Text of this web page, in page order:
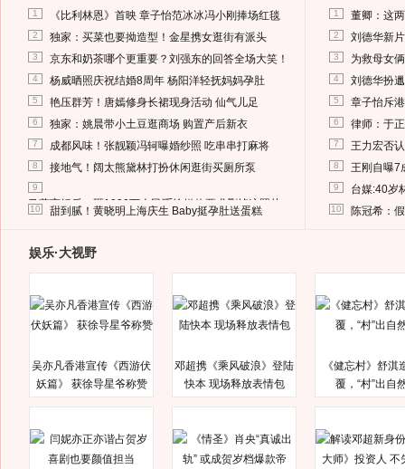
1 《比利林恩》首映 章子怡范冰冰冯小刚捧场红毯
2 独家：买菜也要拗造型！金星携女逛街有派头
3 京东和奶茶哪个更重要？刘强东的回答全场大笑！
4 杨威晒照庆祝结婚8周年 杨阳洋轻抚妈妈孕肚
5 艳压群芳！唐嫣修身长裙现身活动 仙气儿足
6 独家：姚晨带小土豆逛商场 购置产后新衣
7 成都风味！张靓颖冯轲曝婚纱照 吃串串打麻将
8 接地气！阔太熊黛林打扮休闲逛街买厕所泵
9
马蓉离婚后，砸1000万人民币给媒体要求删掉这照片
10 甜到腻！黄晓明上海庆生 Baby挺孕肚送蛋糕
1 董卿：这
2 刘德华新
3 为救母女
4 刘德华扮
5 章子怡斥
6 律师：于
7 王力宏否
8 王刚自曝7
9 台媒:40岁
10 陈冠希：
娱乐·大视野
吴亦凡香港宣传《西游伏
妖篇》 获徐导星爷称赞
邓超携《乘风破浪》登陆
快本 现场释放表情包
《健忘村》舒淇
覆，“村”出自